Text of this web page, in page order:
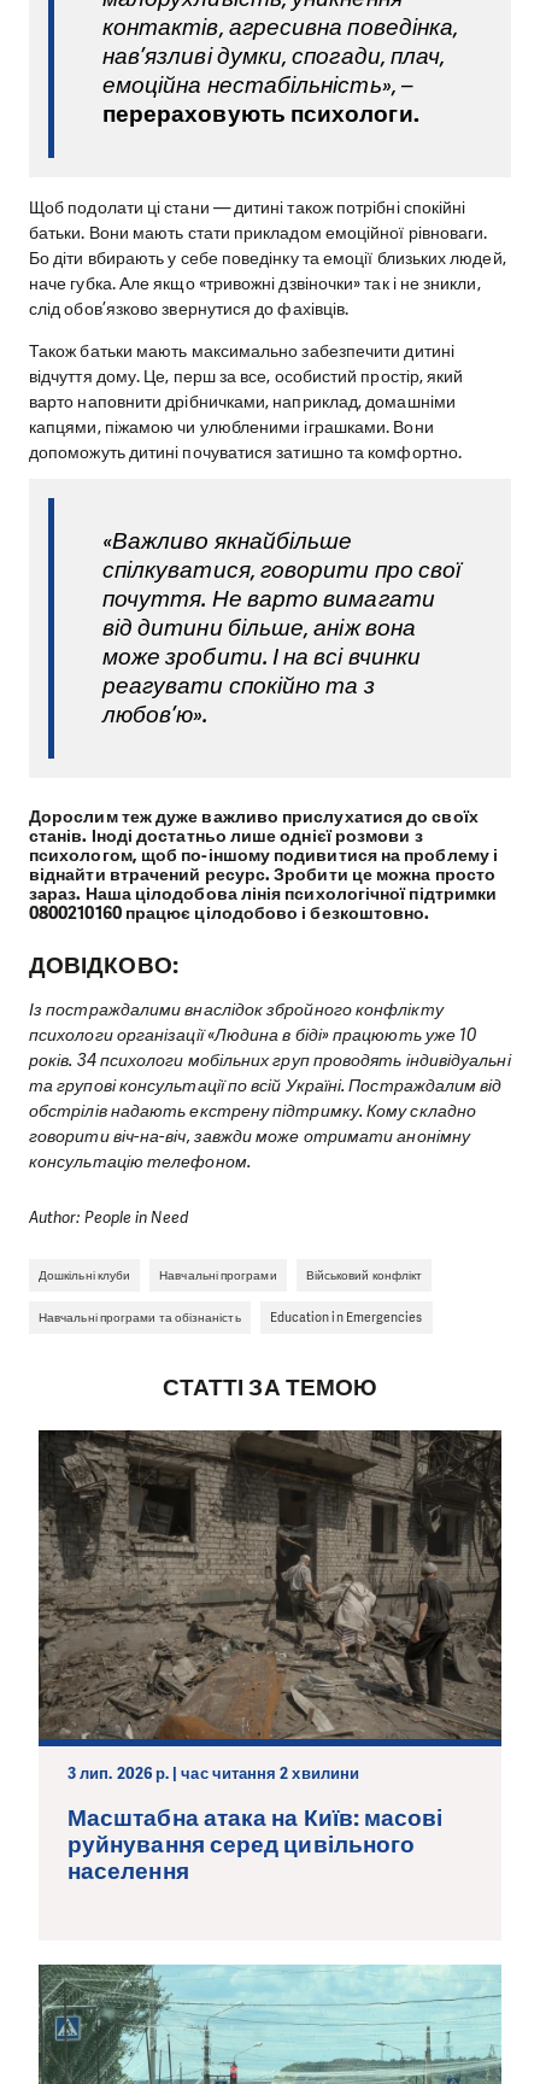
контактів, агресивна поведінка,
нав’язливі думки, спогади, плач,
емоційна нестабільність», –
перераховують психологи.
Щоб подолати ці стани — дитині також потрібні спокійні
батьки. Вони мають стати прикладом емоційної рівноваги.
Бо діти вбирають у себе поведінку та емоції близьких людей,
наче губка. Але якщо «тривожні дзвіночки» так і не зникли,
слід обов’язково звернутися до фахівців.
Також батьки мають максимально забезпечити дитині
відчуття дому. Це, перш за все, особистий простір, який
варто наповнити дрібничками, наприклад, домашніми
капцями, піжамою чи улюбленими іграшками. Вони
допоможуть дитині почуватися затишно та комфортно.
«Важливо якнайбільше
спілкуватися, говорити про свої
почуття. Не варто вимагати
від дитини більше, аніж вона
може зробити. І на всі вчинки
реагувати спокійно та з
любов’ю».
Дорослим теж дуже важливо прислухатися до своїх
станів. Іноді достатньо лише однієї розмови з
психологом, щоб по-іншому подивитися на проблему і
віднайти втрачений ресурс. Зробити це можна просто
зараз. Наша цілодобова лінія психологічної підтримки
0800210160 працює цілодобово і безкоштовно.
ДОВІДКОВО:
Із постраждалими внаслідок збройного конфлікту
психологи організації «Людина в біді» працюють уже 10
років. 34 психологи мобільних груп проводять індивідуальні
та групові консультації по всій Україні. Постраждалим від
обстрілів надають екстрену підтримку. Кому складно
говорити віч-на-віч, завжди може отримати анонімну
консультацію телефоном.
Author: People in Need
Дошкільні клуби Навчальні програми Військовий конфлікт
Навчальні програми та обізнаність Education in Emergencies
СТАТТІ ЗА ТЕМОЮ
3 лип. 2026 р. | час читання 2 хвилини
Масштабна атака на Київ: масові
руйнування серед цивільного
населення